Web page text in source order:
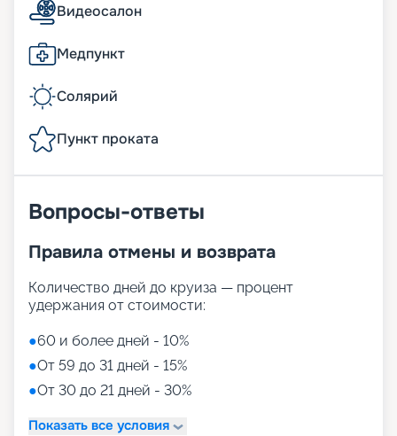
Видеосалон
Медпункт
Солярий
Пункт проката
Вопросы-ответы
Правила отмены и возврата
Количество дней до круиза — процент
удержания от стоимости:
●60 и более дней - 10%
●От 59 до 31 дней - 15%
●От 30 до 21 дней - 30%
Показать все условия